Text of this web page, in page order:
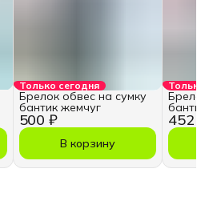
Только сегодня
500 ₽
Брелок обвес на сумку
бантик жемчуг
В корзину
Только
452 ₽